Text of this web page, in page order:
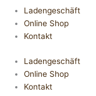
Ladengeschäft
Online Shop
Kontakt
Ladengeschäft
Online Shop
Kontakt